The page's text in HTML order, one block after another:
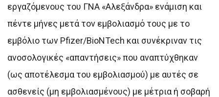
εργαζόμενους του ΓΝΑ «Αλεξάνδρα» ενάμιση και
πέντε μήνες μετά τον εμβολιασμό τους με το
εμβόλιο των Pfizer/BioNTech και συνέκριναν τις
ανοσολογικές «απαντήσεις» που αναπτύχθηκαν
(ως αποτέλεσμα του εμβολιασμού) με αυτές σε
ασθενείς (μη εμβολιασμένους) με μέτρια ή σοβαρή